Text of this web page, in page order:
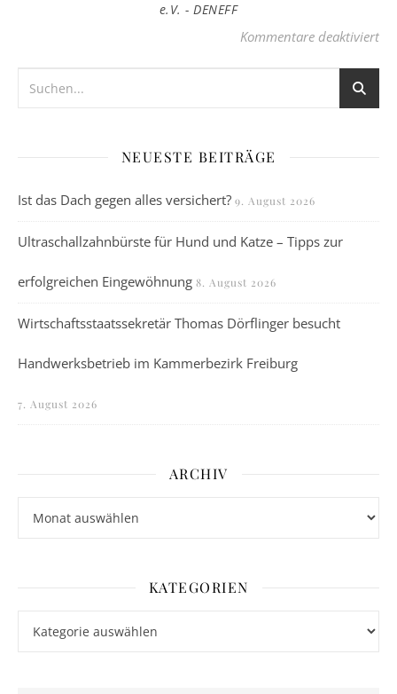
e.V. - DENEFF
Kommentare deaktiviertfür
NEUESTE BEITRÄGE
Ist das Dach gegen alles versichert? 9. August 2026
Ultraschallzahnbürste für Hund und Katze – Tipps zur
erfolgreichen Eingewöhnung 8. August 2026
Wirtschaftsstaatssekretär Thomas Dörflinger besucht
Handwerksbetrieb im Kammerbezirk Freiburg
7. August 2026
ARCHIV
KATEGORIEN